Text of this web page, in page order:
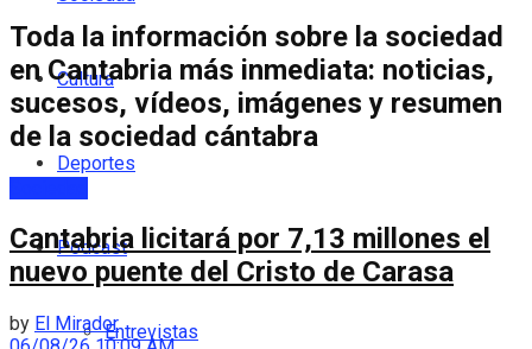
Cultura
Deportes
Podcast
Entrevistas
Toda la información sobre la sociedad
en Cantabria más inmediata: noticias,
sucesos, vídeos, imágenes y resumen
de la sociedad cántabra
Cantabria licitará por 7,13 millones el
nuevo puente del Cristo de Carasa
by El Mirador